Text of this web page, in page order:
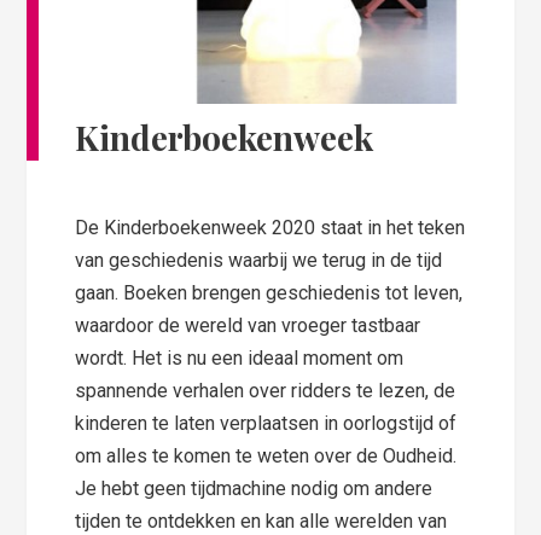
Kinderboekenweek
De Kinderboekenweek 2020 staat in het teken
van geschiedenis waarbij we terug in de tijd
gaan. Boeken brengen geschiedenis tot leven,
waardoor de wereld van vroeger tastbaar
wordt. Het is nu een ideaal moment om
spannende verhalen over ridders te lezen, de
kinderen te laten verplaatsen in oorlogstijd of
om alles te komen te weten over de Oudheid.
Je hebt geen tijdmachine nodig om andere
tijden te ontdekken en kan alle werelden van